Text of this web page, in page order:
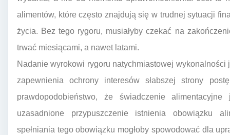
alimentów, które często znajdują się w trudnej sytuacji
życia. Bez tego rygoru, musiałyby czekać na
trwać miesiącami, a nawet latami.
Nadanie wyrokowi rygoru natychmiastowej
zapewnienia ochrony interesów słabszej strony
prawdopodobieństwo, że świadczenie
uzasadnione przypuszczenie istnienia obowiązku
spełniania tego obowiązku mogłoby spowodować dla